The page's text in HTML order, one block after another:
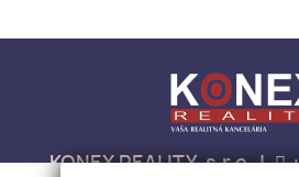
KONEX REALITY, s.r.o.